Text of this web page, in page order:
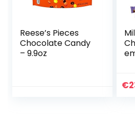
Reese’s Pieces
Chocolate Candy
– 9.9oz
€